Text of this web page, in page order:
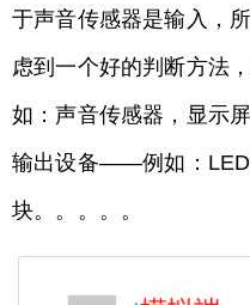
于声音传感器是输入，
虑到一个好的判断方法
如：声音传感器，显示
输出设备——例如：LED
块。。。。。